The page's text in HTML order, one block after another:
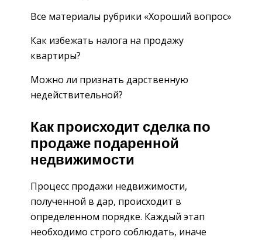
Все материалы рубрики «Хороший вопрос»
Как избежать налога на продажу
квартиры?
Можно ли признать дарственную
недействительной?
Как происходит сделка по
продаже подаренной
недвижимости
Процесс продажи недвижимости,
полученной в дар, происходит в
определенном порядке. Каждый этап
необходимо строго соблюдать, иначе